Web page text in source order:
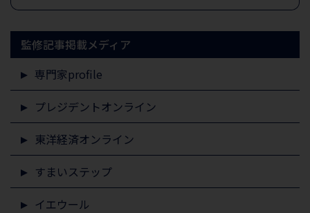
監修記事掲載メディア
専門家profile
プレジデントオンライン
東洋経済オンライン
すまいステップ
イエウール